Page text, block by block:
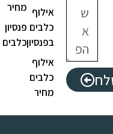
אילוף
כלבים
בפנסיון
אילוף
כלבים
מחיר
מחיר
פנסיון
כלבים